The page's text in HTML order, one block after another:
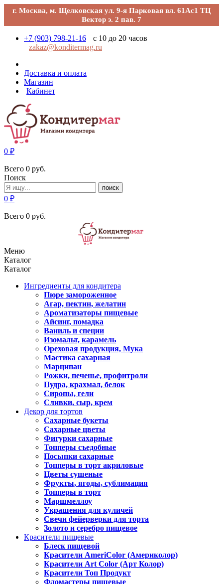
г. Москва, м. Щелковская ул. 9-я Парковая вл. 61Ас1 ТЦ
Вектор э. 2 пав. 7
+7 (903) 798-21-16
с 10 до 20 часов
zakaz@konditermag.ru
Доставка и оплата
Магазин
Кабинет
0 ₽
Всего 0 руб.
Поиск
поиск
0 ₽
Всего 0 руб.
Меню
Каталог
Каталог
Ингредиенты для кондитера
Пюре замороженное
Агар, пектин, желатин
Ароматизаторы пищевые
Айсинг, помадка
Ваниль и специи
Изомальт, карамель
Ореховая продукция, Мука
Мастика сахарная
Марципан
Рожки, печенье, профитроли
Пудра, крахмал, белок
Сиропы, гели
Сливки, сыр, крем
Декор для тортов
Сахарные букеты
Сахарные цветы
Фигурки сахарные
Топперы съедобные
Посыпки сахарные
Топперы в торт акриловые
Цветы сушеные
Фрукты, ягоды, сублимация
Топперы в торт
Маршмеллоу
Украшения для куличей
Свечи фейерверки для торта
Золото и серебро пищевое
Красители пищевые
Блеск пищевой
Красители AmeriColor (Америколор)
Красители Art Color (Арт Колор)
Красители Топ Продукт
Фломастеры пищевые